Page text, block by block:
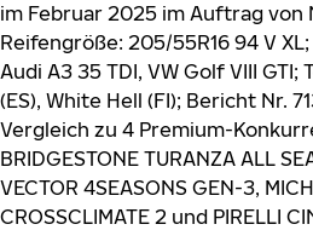
im Februar 2025 im Auftrag von
Reifengröße: 205/55R16 94 V
Audi A3 35 TDI, VW Golf VIII GTI;
(ES), White Hell (FI); Bericht Nr.
Vergleich zu 4 Premium-
BRIDGESTONE TURANZA ALL
VECTOR 4SEASONS GEN-3,
CROSSCLIMATE 2 und PIRELLI